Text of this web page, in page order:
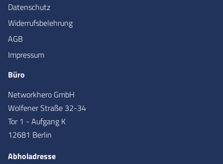
Datenschutz
Widerrufsbelehrung
AGB
Impressum
Büro
Networkhero GmbH
Wolfener Straße 32-34
Tor 1 - Aufgang K
12681 Berlin
Abholadresse